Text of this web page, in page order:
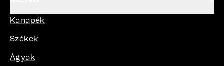
Kanapék
Székek
Ágyak